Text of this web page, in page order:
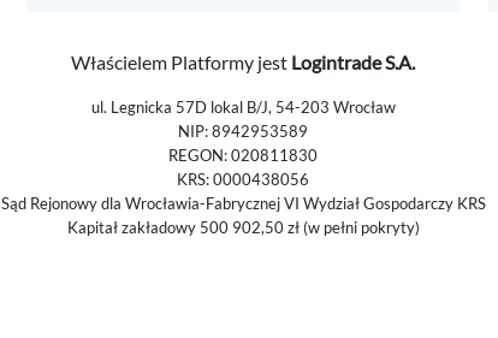
Właścielem Platformy jest Logintrade S.A.
ul. Legnicka 57D lokal B/J, 54-203 Wrocław
NIP: 8942953589
REGON: 020811830
KRS: 0000438056
Sąd Rejonowy dla Wrocławia-Fabrycznej VI Wydział Gospodarczy KRS
Kapitał zakładowy 500 902,50 zł (w pełni pokryty)